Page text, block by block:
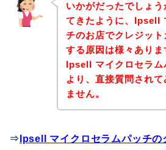
いかがだったでしょ
てきたように、Ipsell
チのお店でクレジッ
する原因は様々あり
Ipsell マイクロセラム
より、直接質問され
ません。
⇒ Ipsell マイクロセラムパッチ